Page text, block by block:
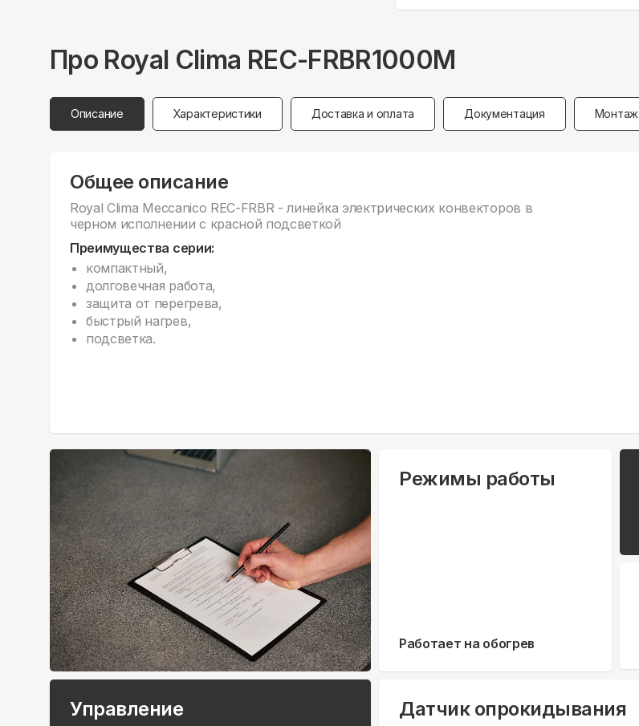
Про Royal Clima REC-FRBR1000M
Описание Характеристики Доставка и оплата Документация Монтаж
Общее описание
Royal Clima Meccanico REC-FRBR - линейка электрических конвекторов в
черном исполнении с красной подсветкой
Преимущества серии:
компактный,
долговечная работа,
защита от перегрева,
быстрый нагрев,
подсветка.
Режимы работы
Работает на обогрев
Управление Датчик опрокидывания